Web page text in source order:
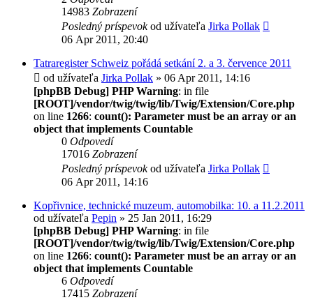
14983 Zobrazení
Posledný príspevokod užívateľa Jirka Pollak
06 Apr 2011, 20:40
Tatraregister Schweiz pořádá setkání 2. a 3. července 2011
od užívateľa Jirka Pollak » 06 Apr 2011, 14:16
[phpBB Debug] PHP Warning: in file
[ROOT]/vendor/twig/twig/lib/Twig/Extension/Core.php
on line 1266: count(): Parameter must be an array or an
object that implements Countable
0 Odpovedí
17016 Zobrazení
Posledný príspevokod užívateľa Jirka Pollak
06 Apr 2011, 14:16
Kopřivnice, technické muzeum, automobilka: 10. a 11.2.2011
od užívateľa Pepin » 25 Jan 2011, 16:29
[phpBB Debug] PHP Warning: in file
[ROOT]/vendor/twig/twig/lib/Twig/Extension/Core.php
on line 1266: count(): Parameter must be an array or an
object that implements Countable
6 Odpovedí
17415 Zobrazení